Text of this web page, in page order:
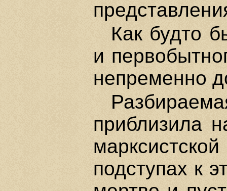
Как будто
и
непременно
приблизила
подступах к